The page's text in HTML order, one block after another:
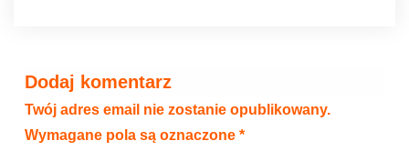
Dodaj komentarz
Twój adres email nie zostanie opublikowany.
Wymagane pola są oznaczone *